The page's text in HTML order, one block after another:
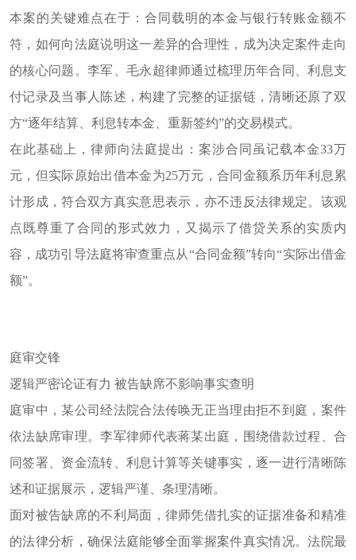
本案的关键难点在于：合同载明的本金与银行转账金额不
符，如何向法庭说明这一差异的合理性，成为决定案件走向
的核心问题。李军、毛永超律师通过梳理历年合同、利息支
付记录及当事人陈述，构建了完整的证据链，清晰还原了双
方“逐年结算、利息转本金、重新签约”的交易模式。
在此基础上，律师向法庭提出：案涉合同虽记载本金33万
元，但实际原始出借本金为25万元，合同金额系历年利息累
计形成，符合双方真实意思表示，亦不违反法律规定。该观
点既尊重了合同的形式效力，又揭示了借贷关系的实质内
容，成功引导法庭将审查重点从“合同金额”转向“实际出借金
额”。
庭审交锋
逻辑严密论证有力 被告缺席不影响事实查明
庭审中， 某公司经法院合法传唤无正当理由拒不到庭，案件
依法缺席审理。李军律师代表蒋某出庭，围绕借款过程、合
同签署、资金流转、利息计算等关键事实，逐一进行清晰陈
述和证据展示，逻辑严谨、条理清晰。
面对被告缺席的不利局面，律师凭借扎实的证据准备和精准
的法律分析，确保法庭能够全面掌握案件真实情况。法院最